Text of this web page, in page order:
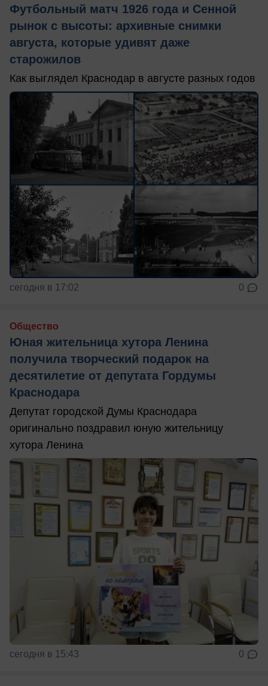
Футбольный матч 1926 года и Сенной
рынок с высоты: архивные снимки
августа, которые удивят даже
старожилов
Как выглядел Краснодар в августе разных годов
сегодня в 17:02 0
Общество
Юная жительница хутора Ленина
получила творческий подарок на
десятилетие от депутата Гордумы
Краснодара
Депутат городской Думы Краснодара
оригинально поздравил юную жительницу
хутора Ленина
сегодня в 15:43 0